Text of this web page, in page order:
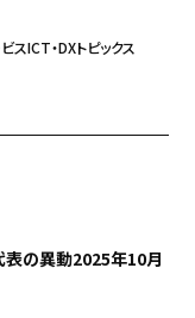
スICT・DXトピックス
表の異動2025年10月